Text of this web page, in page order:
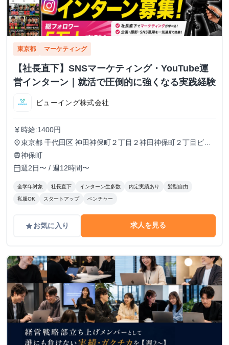
東京都 マーケティング
【社長直下】SNSマーケティング・YouTube運
営インターン｜就活で圧倒的に強くなる実践経験
ビューイング株式会社
currency_yen 時給:1400円
place東京都 千代田区 神田神保町２丁目２神田神保町２丁目ビル
５０２号室
train神保町
calendar_today週2日〜 / 週12時間〜
全学年対象 社長直下 インターン生多数 内定実績あり 髪型自由
私服OK スタートアップ ベンチャー
gradeお気に入り 求人を見る